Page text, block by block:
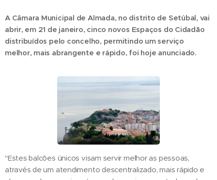
A Câmara Municipal de Almada, no distrito de Setúbal, vai
abrir, em 21 de janeiro, cinco novos Espaços do Cidadão
distribuídos pelo concelho, permitindo um serviço
melhor, mais abrangente e rápido, foi hoje anunciado.
"Estes balcões únicos visam servir melhor as pessoas,
através de um atendimento descentralizado, mais rápido e